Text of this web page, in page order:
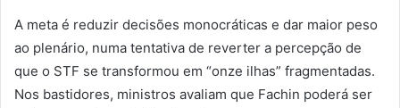
A meta é reduzir decisões monocráticas e dar maior peso
ao plenário, numa tentativa de reverter a percepção de
que o STF se transformou em “onze ilhas” fragmentadas.
Nos bastidores, ministros avaliam que Fachin poderá ser